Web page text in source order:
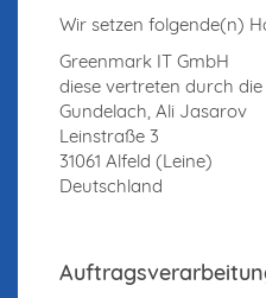
Wir setzen folgende(n)
Greenmark IT GmbH
diese vertreten durch
Gundelach, Ali Jasarov
Leinstraße 3
31061 Alfeld (Leine)
Deutschland